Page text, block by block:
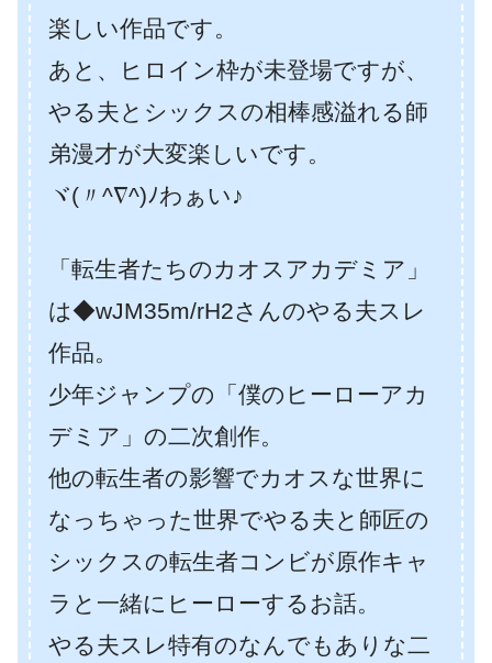
楽しい作品です。
あと、ヒロイン枠が未登場ですが、
やる夫とシックスの相棒感溢れる師
弟漫才が大変楽しいです。
ヾ(〃^∇^)ﾉわぁい♪
「転生者たちのカオスアカデミア」
は◆wJM35m/rH2さんのやる夫スレ
作品。
少年ジャンプの「僕のヒーローアカ
デミア」の二次創作。
他の転生者の影響でカオスな世界に
なっちゃった世界でやる夫と師匠の
シックスの転生者コンビが原作キャ
ラと一緒にヒーローするお話。
やる夫スレ特有のなんでもありな二